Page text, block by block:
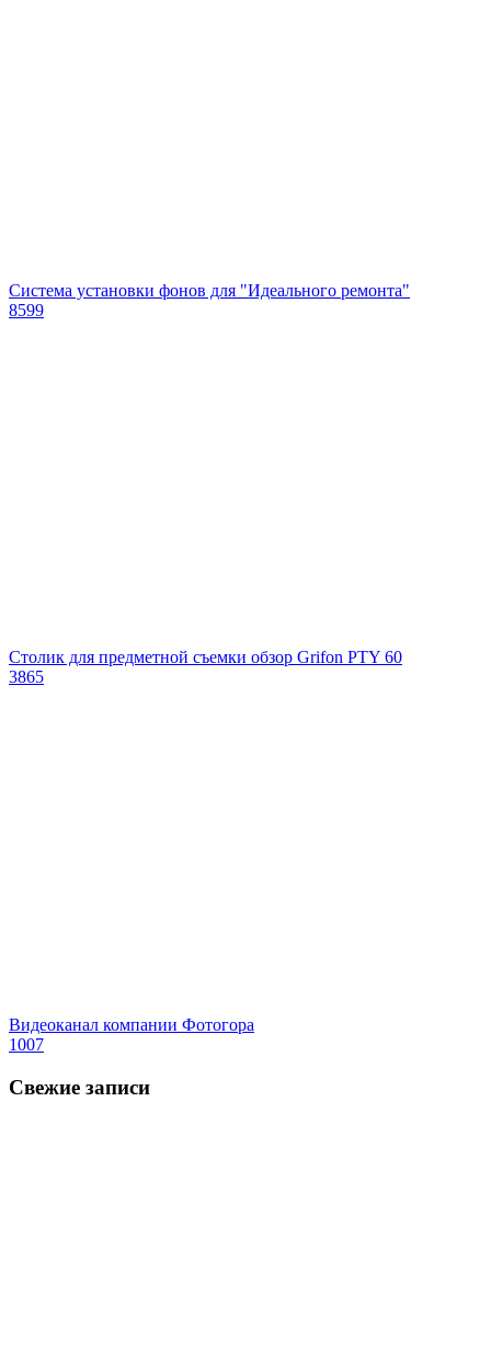
Система установки фонов для "Идеального ремонта"
8599
Столик для предметной съемки обзор Grifon PTY 60
3865
Видеоканал компании Фотогора
1007
Свежие записи